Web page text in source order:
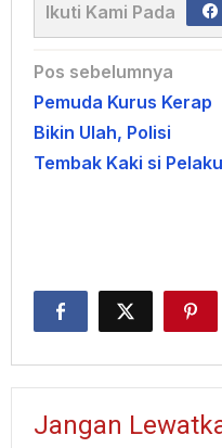
Ikuti Kami Pada
Navigasi
pos
Pos sebelumnya
Pemuda Kurus Kerap
Bikin Ulah, Polisi
Tembak Kaki si Pelaku
Jangan